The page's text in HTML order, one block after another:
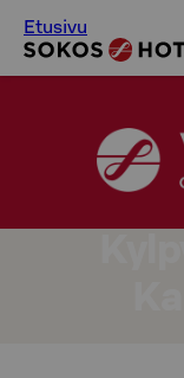
Etusivu